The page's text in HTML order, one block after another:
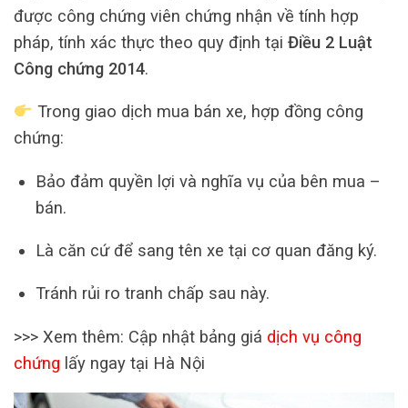
được công chứng viên chứng nhận về tính hợp
pháp, tính xác thực theo quy định tại Điều 2 Luật
Công chứng 2014.
Trong giao dịch mua bán xe, hợp đồng công
chứng:
Bảo đảm quyền lợi và nghĩa vụ của bên mua –
bán.
Là căn cứ để sang tên xe tại cơ quan đăng ký.
Tránh rủi ro tranh chấp sau này.
>>> Xem thêm: Cập nhật bảng giá dịch vụ công
chứng lấy ngay tại Hà Nội